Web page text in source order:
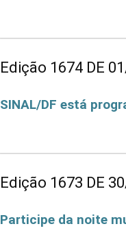
Edição 1674 DE
SINAL/DF está
Edição 1673 DE
Participe da noite